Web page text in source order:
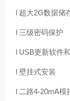
l 超大2G数据储
l 三级密码保护
l USB更新软件
l 壁挂式安装
l 二路4-20mA模